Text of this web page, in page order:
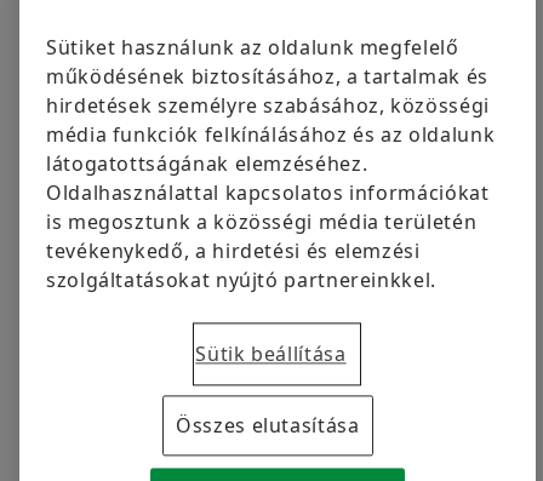
Márkavédelem
Schaeffler Savaria Kft., Szombathely
+3694 588 219
sule.tamara.nikolett@schaeffler.com
Megrendelés most
2024.04.06 | Szombathely
Több, mint 2 295 kWp teljesítménnyel, közel
4300 panellel fejlesztjük a kiserőművet első
szombathelyi üzemünk területén.
Beruházásunkkal hozzájárulunk a Schaeffler-csoport
Sütiket használunk az oldalunk megfelelő
működésének biztosításához, a tartalmak és
hirdetések személyre szabásához, közösségi
média funkciók felkínálásához és az oldalunk
látogatottságának elemzéséhez.
Oldalhasználattal kapcsolatos információkat
is megosztunk a közösségi média területén
tevékenykedő, a hirdetési és elemzési
szolgáltatásokat nyújtó partnereinkkel.
Sütik beállítása
Összes elutasítása